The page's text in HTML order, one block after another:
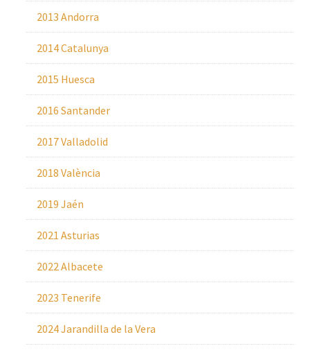
2013 Andorra
2014 Catalunya
2015 Huesca
2016 Santander
2017 Valladolid
2018 València
2019 Jaén
2021 Asturias
2022 Albacete
2023 Tenerife
2024 Jarandilla de la Vera